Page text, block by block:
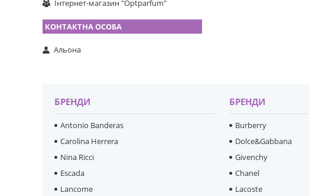
Інтернет-магазин "Optparfum"
Альона
БРЕНДИ
Antonio Banderas
Carolina Herrera
Nina Ricci
Escada
Lancome
БРЕНДИ
Burberry
Dolce&Gabbana
Givenchy
Chanel
Lacoste